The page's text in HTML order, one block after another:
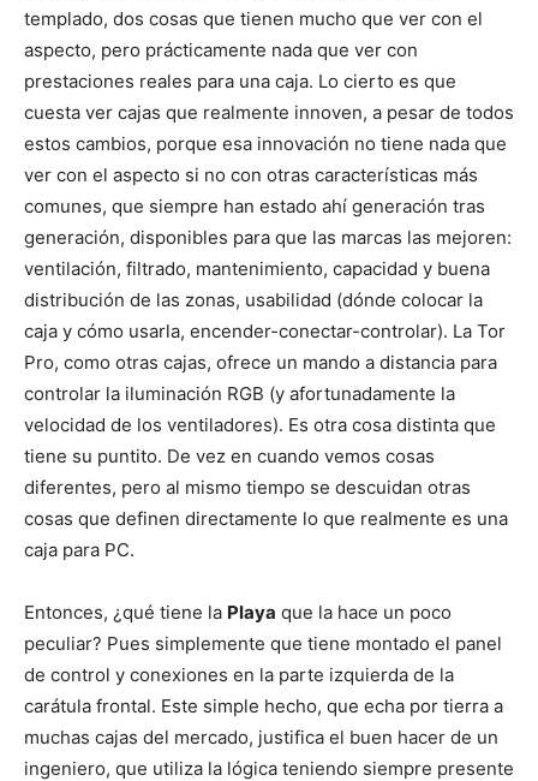
templado, dos cosas que tienen mucho que ver con el
aspecto, pero prácticamente nada que ver con
prestaciones reales para una caja. Lo cierto es que
cuesta ver cajas que realmente innoven, a pesar de todos
estos cambios, porque esa innovación no tiene nada que
ver con el aspecto si no con otras características más
comunes, que siempre han estado ahí generación tras
generación, disponibles para que las marcas las mejoren:
ventilación, filtrado, mantenimiento, capacidad y buena
distribución de las zonas, usabilidad (dónde colocar la
caja y cómo usarla, encender-conectar-controlar). La Tor
Pro, como otras cajas, ofrece un mando a distancia para
controlar la iluminación RGB (y afortunadamente la
velocidad de los ventiladores). Es otra cosa distinta que
tiene su puntito. De vez en cuando vemos cosas
diferentes, pero al mismo tiempo se descuidan otras
cosas que definen directamente lo que realmente es una
caja para PC.
Entonces, ¿qué tiene la Playa que la hace un poco
peculiar? Pues simplemente que tiene montado el panel
de control y conexiones en la parte izquierda de la
carátula frontal. Este simple hecho, que echa por tierra a
muchas cajas del mercado, justifica el buen hacer de un
ingeniero, que utiliza la lógica teniendo siempre presente